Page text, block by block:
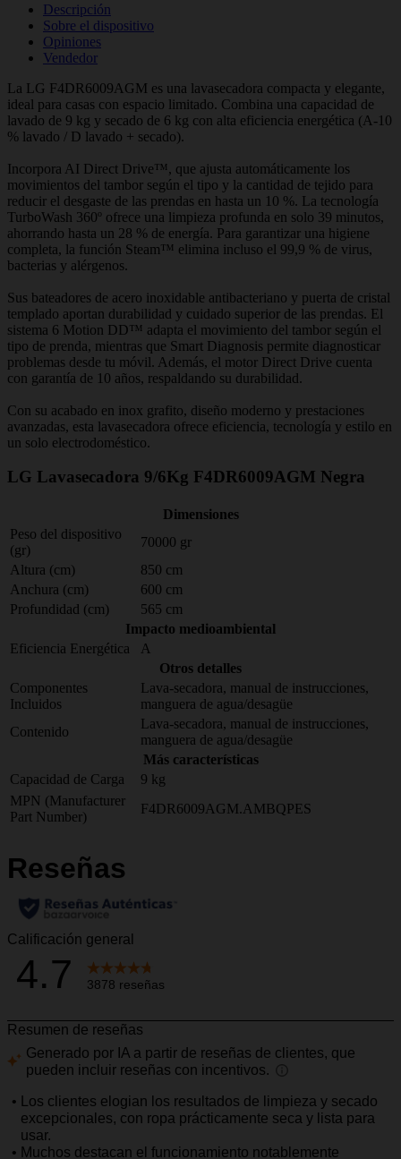
Descripción
Sobre el dispositivo
Opiniones
Vendedor
La LG F4DR6009AGM es una lavasecadora compacta y elegante,
ideal para casas con espacio limitado. Combina una capacidad de
lavado de 9 kg y secado de 6 kg con alta eficiencia energética (A-10
% lavado / D lavado + secado).
Incorpora AI Direct Drive™, que ajusta automáticamente los
movimientos del tambor según el tipo y la cantidad de tejido para
reducir el desgaste de las prendas en hasta un 10 %. La tecnología
TurboWash 360º ofrece una limpieza profunda en solo 39 minutos,
ahorrando hasta un 28 % de energía. Para garantizar una higiene
completa, la función Steam™ elimina incluso el 99,9 % de virus,
bacterias y alérgenos.
Sus bateadores de acero inoxidable antibacteriano y puerta de cristal
templado aportan durabilidad y cuidado superior de las prendas. El
sistema 6 Motion DD™ adapta el movimiento del tambor según el
tipo de prenda, mientras que Smart Diagnosis permite diagnosticar
problemas desde tu móvil. Además, el motor Direct Drive cuenta
con garantía de 10 años, respaldando su durabilidad.
Con su acabado en inox grafito, diseño moderno y prestaciones
avanzadas, esta lavasecadora ofrece eficiencia, tecnología y estilo en
un solo electrodoméstico.
LG Lavasecadora 9/6Kg F4DR6009AGM Negra
Dimensiones
Peso del dispositivo
(gr)
70000 gr
Altura (cm)
850 cm
Anchura (cm)
600 cm
Profundidad (cm)
565 cm
Impacto medioambiental
Eficiencia Energética
A
Otros detalles
Componentes
Incluidos
Lava-secadora, manual de instrucciones,
manguera de agua/desagüe
Contenido
Lava-secadora, manual de instrucciones,
manguera de agua/desagüe
Más características
Capacidad de Carga
9 kg
MPN (Manufacturer
Part Number)
F4DR6009AGM.AMBQPES